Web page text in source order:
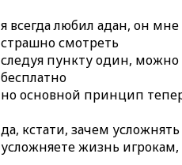
я всегда любил адан, он
страшно смотреть
следуя пункту один,
бесплатно
но основной принцип
да, кстати, зачем
усложняете жизнь